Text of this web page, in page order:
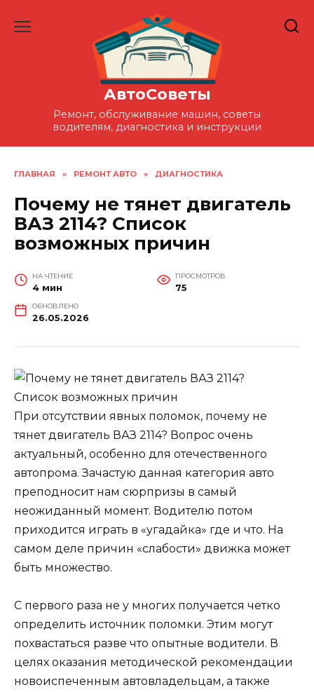
АвтоСоветы
Ремонт, обслуживание машин, советы
водителям, диагностика и инструкции
ГЛАВНАЯ » РЕМОНТ АВТО » ДИАГНОСТИКА
Почему не тянет двигатель
ВАЗ 2114? Список
возможных причин
НА ЧТЕНИЕ
4 мин
ПРОСМОТРОВ
75
ОБНОВЛЕНО
26.05.2026
При отсутствии явных поломок, почему не
тянет двигатель ВАЗ 2114? Вопрос очень
актуальный, особенно для отечественного
автопрома. Зачастую данная категория авто
преподносит нам сюрпризы в самый
неожиданный момент. Водителю потом
приходится играть в «угадайка» где и что. На
самом деле причин «слабости» движка может
быть множество.
С первого раза не у многих получается четко
определить источник поломки. Этим могут
похвастаться разве что опытные водители. В
целях оказания методической рекомендации
новоиспеченным автовладельцам, а также